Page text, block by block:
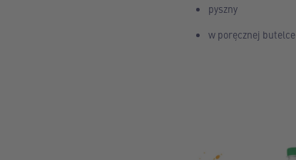
pyszny
w poręcznej butelce